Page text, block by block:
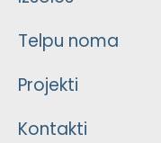
Telpu noma
Projekti
Kontakti